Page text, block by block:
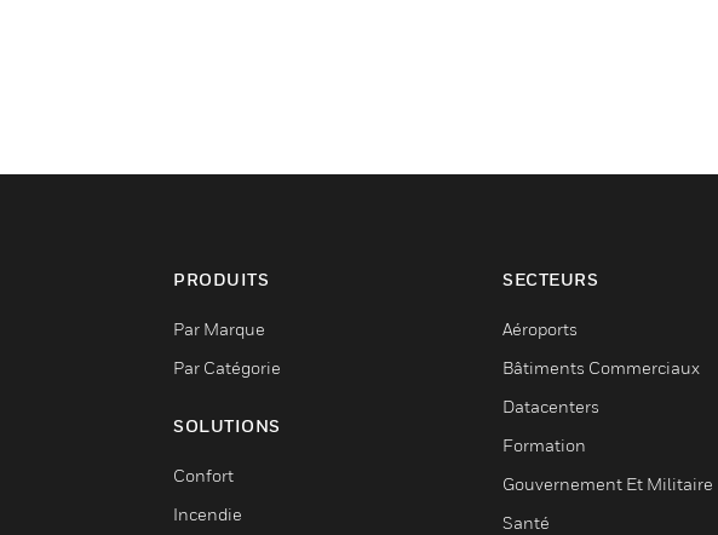
PRODUITS
Par Marque
Par Catégorie
SOLUTIONS
Confort
Incendie
SECTEURS
Aéroports
Bâtiments Commerciaux
Datacenters
Formation
Gouvernement Et Militaire
Santé